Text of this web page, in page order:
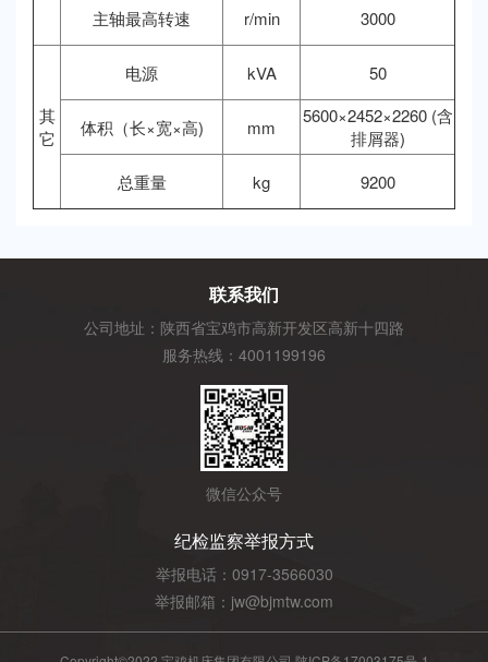
主轴最高转速 r/min 3000
其
它
电源 kVA 50
体积（长×宽×高) mm
5600×2452×2260 (含
排屑器)
总重量
kg 9200
联系我们
公司地址：陕西省宝鸡市高新开发区高新十四路
服务热线：4001199196
微信公众号
纪检监察举报方式
举报电话：0917-3566030
举报邮箱：jw@bjmtw.com